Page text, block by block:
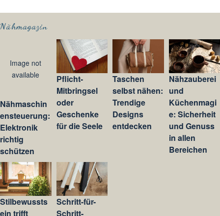
Nähmagazin
Image not
available
Nähmaschin
ensteuerung:
Elektronik
richtig
schützen
Pflicht-
Mitbringsel
oder
Geschenke
für die Seele
Taschen
selbst nähen:
Trendige
Designs
entdecken
Nähzauberei
und
Küchenmagi
e: Sicherheit
und Genuss
in allen
Bereichen
Stilbewussts
ein trifft
Schritt-für-
Schritt-